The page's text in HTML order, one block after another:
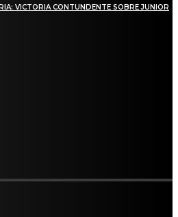
VICTORIA CONTUNDENTE SOBRE JUNIOR